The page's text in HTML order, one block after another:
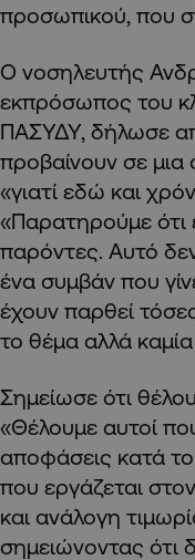
προσωπικού, που
Ο νοσηλευτής
εκπρόσωπος του
ΠΑΣΥΔΥ, δήλωσε
προβαίνουν σε
«γιατί εδώ και
«Παρατηρούμε ότι
παρόντες. Αυτό
ένα συμβάν που
έχουν παρθεί
το θέμα αλλά καμία
Σημείωσε ότι
«Θέλουμε αυτοί
αποφάσεις κατά
που εργάζεται
και ανάλογη
σημειώνοντας ότι